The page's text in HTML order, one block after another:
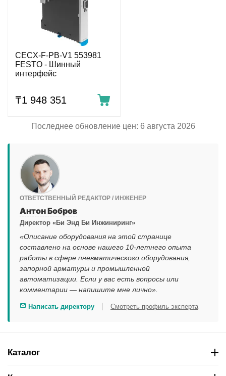
CECX-F-PB-V1 553981
FESTO - Шинный
интерфейс
₸1 948 351
Последнее обновление цен: 6 августа 2026
ОТВЕТСТВЕННЫЙ РЕДАКТОР / ИНЖЕНЕР
Антон Бобров
Директор «Би Энд Би Инжиниринг»
«Описание оборудования на этой странице
составлено на основе нашего 10-летнего опыта
работы в сфере пневматического оборудования,
запорной арматуры и промышленной
автоматизации. Если у вас есть вопросы или
комментарии — напишите мне лично».
Написать директору Смотреть профиль эксперта
Каталог